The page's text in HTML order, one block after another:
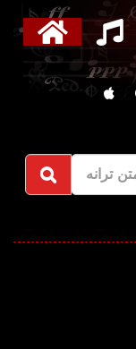
ترانه